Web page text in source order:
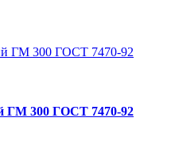
ГМ 300 ГОСТ 7470-92